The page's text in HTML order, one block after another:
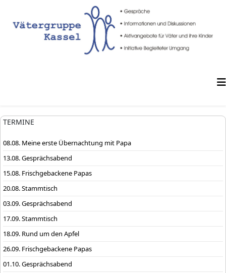
TERMINE
08.08. Meine erste Übernachtung mit Papa
13.08. Gesprächsabend
15.08. Frischgebackene Papas
20.08. Stammtisch
03.09. Gesprächsabend
17.09. Stammtisch
18.09. Rund um den Apfel
26.09. Frischgebackene Papas
01.10. Gesprächsabend